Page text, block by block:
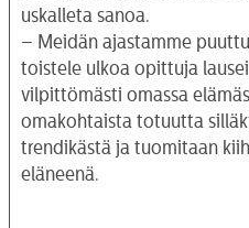
uskalleta sanoa.
– Meidän ajastamme
toistele ulkoa opittuja
vilpittömästi omassa
omakohtaista totuutta
trendikästä ja tuomitaan
eläneenä.